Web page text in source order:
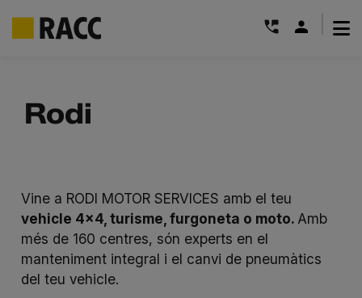
contentRodi
Vine a RODI MOTOR SERVICES amb el teu
vehicle 4×4, turisme, furgoneta o moto. Amb
més de 160 centres, són experts en el
manteniment integral i el canvi de pneumàtics
del teu vehicle.